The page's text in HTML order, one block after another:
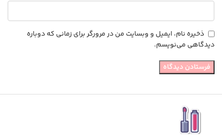
ذخیره نام، ایمیل و وبسایت من در مرورگر برای زمانی که دوباره
دیدگاهی می‌نویسم.